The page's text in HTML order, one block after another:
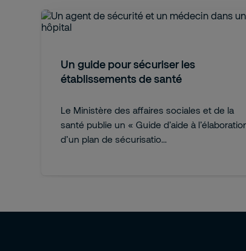
Un guide pour sécuriser les
établissements de santé
Le Ministère des affaires sociales et de la
santé publie un « Guide d’aide à
d’un plan de sécurisatio...